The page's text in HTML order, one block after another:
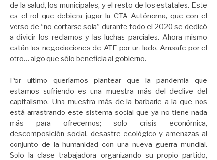
de la salud, los municipales, y el resto de los estatales. Este
es el rol que debiera jugar la CTA Autónoma, que con el
verso de “no cortarse sola” durante todo el 2020 se dedicó
a dividir los reclamos y las luchas parciales. Ahora mismo
están las negociaciones de ATE por un lado, Amsafe por el
otro… algo que sólo beneficia al gobierno.
Por ultimo queríamos plantear que la pandemia que
estamos sufriendo es una muestra más del declive del
capitalismo. Una muestra más de la barbarie a la que nos
está arrastrando este sistema social que ya no tiene nada
más para ofrecernos; solo crisis económica,
descomposición social, desastre ecológico y amenazas al
conjunto de la humanidad con una nueva guerra mundial.
Solo la clase trabajadora organizando su propio partido,